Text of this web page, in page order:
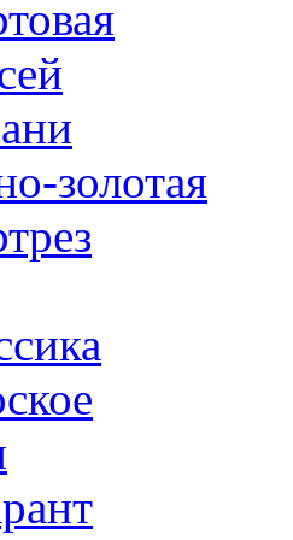
золотая